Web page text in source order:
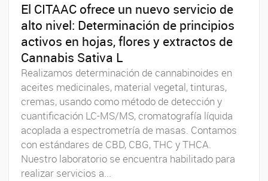
El CITAAC ofrece un nuevo servicio de
alto nivel: Determinación de principios
activos en hojas, flores y extractos de
Cannabis Sativa L
Realizamos determinación de cannabinoides en
aceites medicinales, material vegetal, tinturas,
cremas, usando como método de detección y
cuantificación LC-MS/MS, cromatografía líquida
acoplada a espectrometría de masas. Contamos
con estándares de CBD, CBG, THC y THCA.
Nuestro laboratorio se encuentra habilitado para
realizar servicios a...